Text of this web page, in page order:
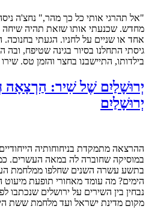
"אל תהרגי אותי כל כך מהר," נחצ'ה
מחדש. שכנעתי אותו שזאת תהיה שיחה
אחד או שניים על לחניו. הגעתי
גיסתי התחלנו בסיור בגינה שטיפח,
בילדותו, התיישבנו בחצר והזמן טס.
יְרוּשָׁלַיִם שֶׁל שִׁיר: הַרְצָאָה
יְרוּשָׁלַיִם
ההרצאה מתמקדת בניחוחותיה
במוסיקה שחוברה לה במאה העשרים.
בתשע עשרה השנים שחלפו ממלחמת
הימים? מה עומד מאחורי תופעת
נבחין בין השירים על ירושלים שנכתבו
מקום מדינת ישראל ועד מלחמת ששת